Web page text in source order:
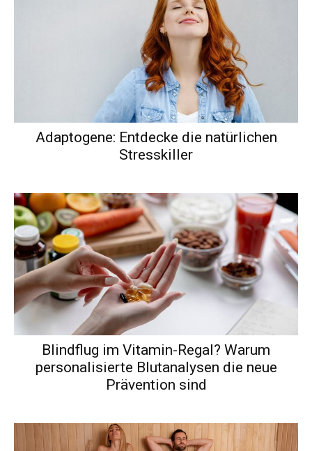
Adaptogene: Entdecke die natürlichen
Stresskiller
Blindflug im Vitamin-Regal? Warum
personalisierte Blutanalysen die neue
Prävention sind